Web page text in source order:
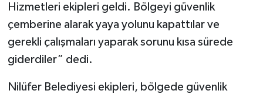
Hizmetleri ekipleri geldi. Bölgeyi güvenlik
çemberine alarak yaya yolunu kapattılar ve
gerekli çalışmaları yaparak sorunu kısa sürede
giderdiler” dedi.
Nilüfer Belediyesi ekipleri, bölgede güvenlik